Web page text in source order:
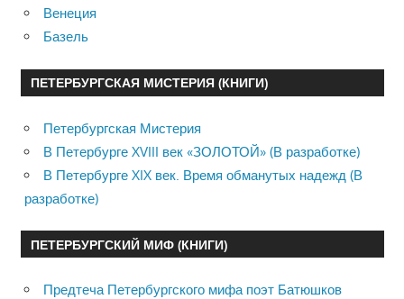
Венеция
Базель
ПЕТЕРБУРГСКАЯ МИСТЕРИЯ (КНИГИ)
Петербургская Мистерия
В Петербурге XVIII век «ЗОЛОТОЙ» (В разработке)
В Петербурге XIX век. Время обманутых надежд (В
разработке)
ПЕТЕРБУРГСКИЙ МИФ (КНИГИ)
Предтеча Петербургского мифа поэт Батюшков